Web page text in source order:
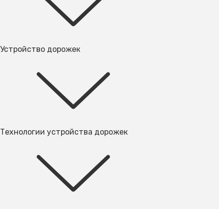
Устройство дорожек
Технологии устройства дорожек